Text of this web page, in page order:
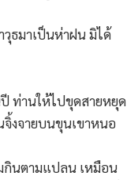
ธมาเป็นห่าฝน มิได้
ท่านให้ไปขุดสายหยุด
จิ้งจายบนขุนเขาหนอ
นตามแปลน เหมือน